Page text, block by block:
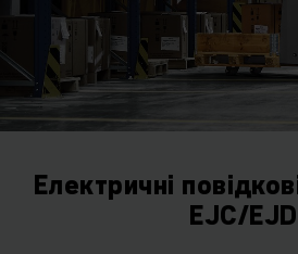
Електричні
EJC/EJD